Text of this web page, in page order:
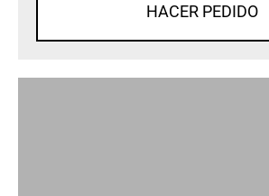
HACER PEDIDO